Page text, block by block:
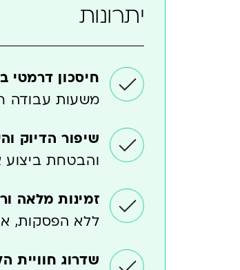
יתרונות
חיסכון דרמטי
משעות עבודה
שיפור הדיוק
והבטחת ביצוע
זמינות מלאה
ללא הפסקות,
שדרוג חוויית